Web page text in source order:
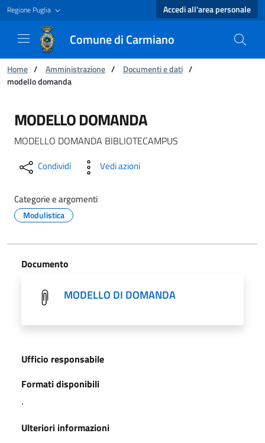
Regione Puglia Accedi all'area personale
Comune di Carmiano
Ti trovi in:
Home / Amministrazione / Documenti e dati /
modello domanda
modello domanda - Comune di Carmiano
MODELLO DOMANDA
MODELLO DOMANDA BIBLIOTECAMPUS
Condividi Vedi azioni
Categorie e argomenti
Modulistica
Documento
MODELLO DI DOMANDA
Ufficio responsabile
Formati disponibili
.
Ulteriori informazioni